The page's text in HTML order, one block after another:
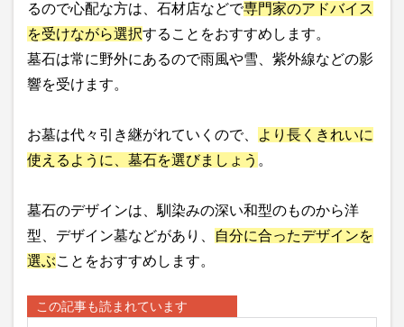
るので心配な方は、石材店などで専門家のアドバイス
を受けながら選択することをおすすめします。
墓石は常に野外にあるので雨風や雪、紫外線などの影
響を受けます。
お墓は代々引き継がれていくので、
より長くきれいに
使えるように、墓石を選びましょう 。
墓石のデザインは、馴染みの深い和型のものから洋
型、デザイン墓などがあり、
自分に合ったデザインを
選ぶことをおすすめします。
この記事も読まれています